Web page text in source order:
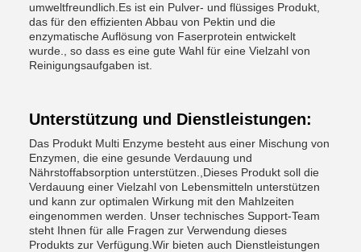
umweltfreundlich.Es ist ein Pulver- und flüssiges Produkt,
das für den effizienten Abbau von Pektin und die
enzymatische Auflösung von Faserprotein entwickelt
wurde., so dass es eine gute Wahl für eine Vielzahl von
Reinigungsaufgaben ist.
Unterstützung und Dienstleistungen:
Das Produkt Multi Enzyme besteht aus einer Mischung von
Enzymen, die eine gesunde Verdauung und
Nährstoffabsorption unterstützen.,Dieses Produkt soll die
Verdauung einer Vielzahl von Lebensmitteln unterstützen
und kann zur optimalen Wirkung mit den Mahlzeiten
eingenommen werden. Unser technisches Support-Team
steht Ihnen für alle Fragen zur Verwendung dieses
Produkts zur Verfügung.Wir bieten auch Dienstleistungen